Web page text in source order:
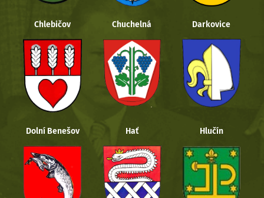
Chlebičov Chuchelná Darkovice
Dolní Benešov Hať Hlučín